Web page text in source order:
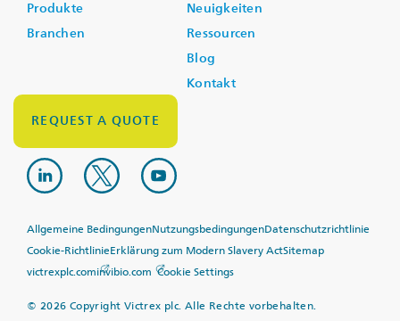
REQUEST A QUOTE
Produkte
Branchen
Neuigkeiten
Ressourcen
Blog
Kontakt
Allgemeine BedingungenNutzungsbedingungenDatenschutzrichtlinie
Cookie-RichtlinieErklärung zum Modern Slavery ActSitemap
victrexplc.cominvibio.com Cookie Settings
© 2026Copyright Victrex plc. Alle Rechte vorbehalten.